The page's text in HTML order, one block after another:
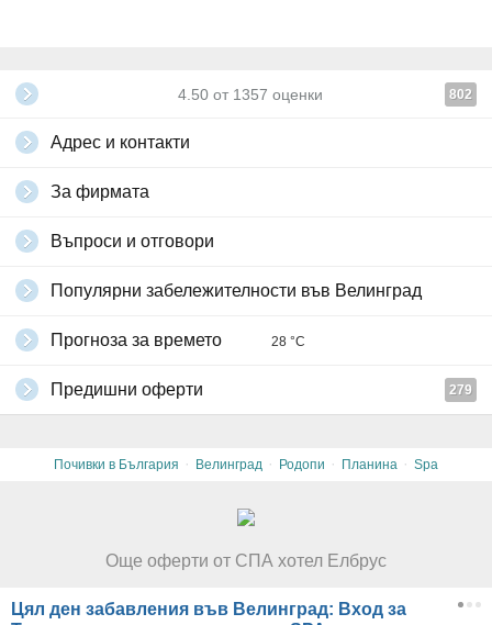
4.50 от 1357 оценки 802
Адрес и контакти
За фирмата
Въпроси и отговори
Популярни забележителности във Велинград
Прогноза за времето 28 °C
Предишни оферти 279
Почивки в България · Велинград · Родопи · Планина · Spa
Още оферти от СПА хотел Елбрус
Цял ден забавления във Велинград: Вход за